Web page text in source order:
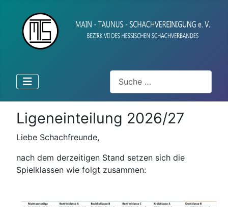
Suchen
Ligeneinteilung 2026/27
Liebe Schachfreunde,
nach dem derzeitigen Stand setzen sich die
Spielklassen wie folgt zusammen: